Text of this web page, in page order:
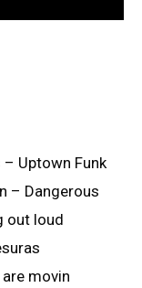
Uptown Funk
– Dangerous
out loud
movin